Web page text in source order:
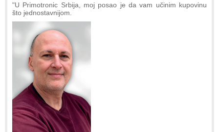
"U Primotronic Srbija, moj posao je da vam učinim kupovinu
što jednostavnijom.